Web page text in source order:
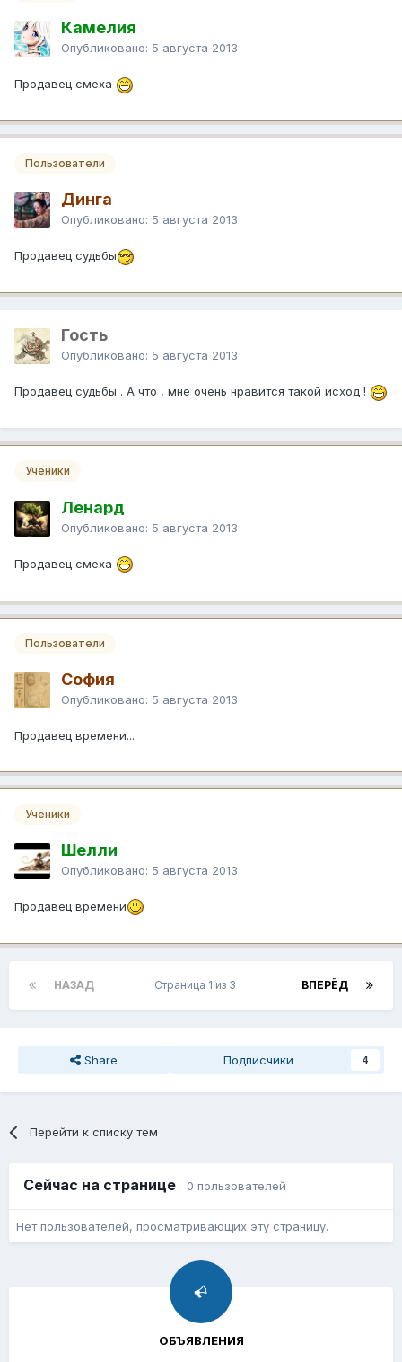
Камелия
Опубликовано: 5 августа 2013
Продавец смеха
Пользователи
Динга
Опубликовано: 5 августа 2013
Продавец судьбы
Гость
Опубликовано: 5 августа 2013
Продавец судьбы . А что , мне очень нравится такой исход !
Ученики
Ленард
Опубликовано: 5 августа 2013
Продавец смеха
Пользователи
София
Опубликовано: 5 августа 2013
Продавец времени...
Ученики
Шелли
Опубликовано: 5 августа 2013
Продавец времени
НАЗАД ВПЕРЁД
Страница 1 из 3
Share Подписчики 4
Перейти к списку тем
Сейчас на странице 0 пользователей
Нет пользователей, просматривающих эту страницу.
ОБЪЯВЛЕНИЯ